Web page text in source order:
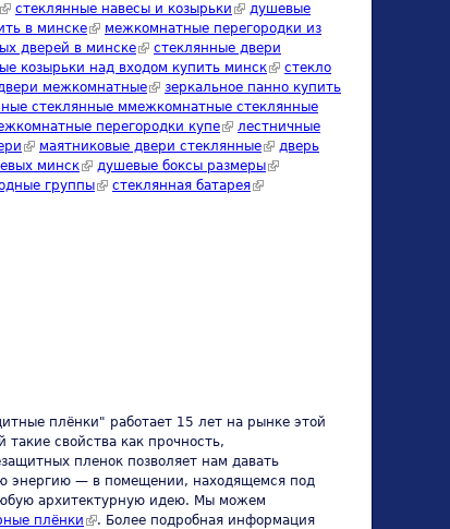
(link is external)
стеклянные навесы и козырьки (link is external)
душевые
в минске(link is external)
межкомнатные перегородки из
дверей в минске(link is external)
стеклянные двери
козырьки над входом купить минск(link is
external)
стекло
межкомнатные(link is external)
зеркальное панно купить
стеклянные ммежкомнатные стеклянные
external) перегородки купе(link is external)
лестничные
(link is external)
маятниковые двери стеклянные(link is external)
дверь
минск(link is external)
душевые боксы размеры(link is external)
группы(link is external)
стеклянная батарея(link is external)
плёнки" работает 15 лет на рынке этой
свойства как прочность,
пленок позволяет нам давать
энергию — в помещении, находящемся под
архитектурную идею. Мы можем
плёнки (link is external)
. Более подробная информация